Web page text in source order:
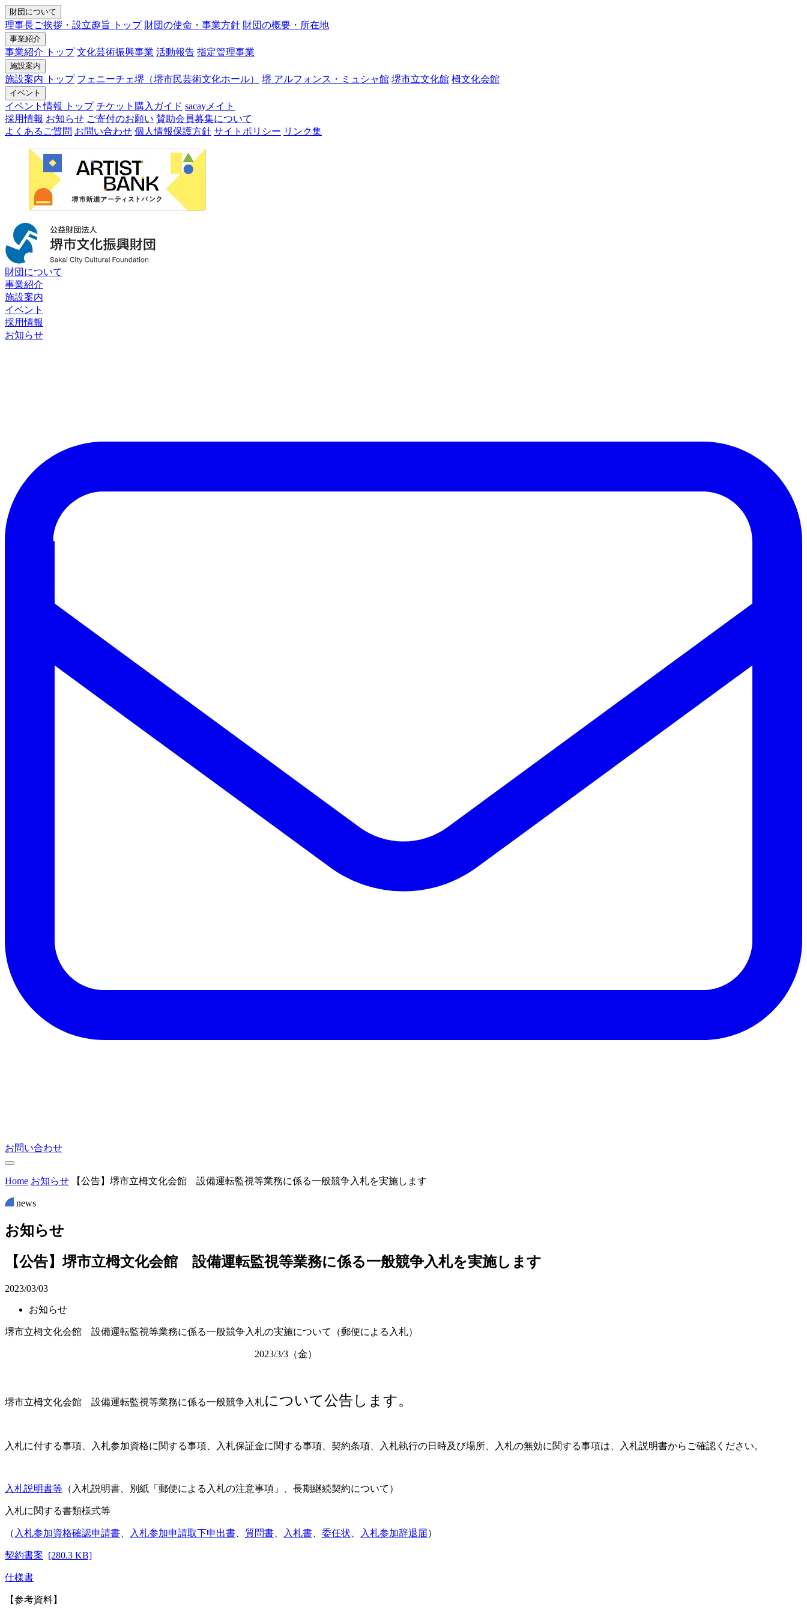
財団について
理事長ご挨拶・設立趣旨 トップ 財団の使命・事業方針 財団の概要・所在地
事業紹介
事業紹介 トップ 文化芸術振興事業 活動報告 指定管理事業
施設案内
施設案内 トップ フェニーチェ堺（堺市民芸術文化ホール） 堺 アルフォンス・ミュシャ館 堺市立文化館 栂文化会館
イベント
イベント情報 トップ チケット購入ガイド sacayメイト
採用情報 お知らせ ご寄付のお願い 賛助会員募集について
よくあるご質問 お問い合わせ 個人情報保護方針 サイトポリシー リンク集
財団について
事業紹介
施設案内
イベント
採用情報
お知らせ
お問い合わせ
Home お知らせ 【公告】堺市立栂文化会館 設備運転監視等業務に係る一般競争入札を実施します
news
お知らせ
【公告】堺市立栂文化会館 設備運転監視等業務に係る一般競争入札を実施します
2023/03/03
お知らせ
堺市立栂文化会館 設備運転監視等業務に係る一般競争入札の実施について（郵便による入札）
2023/3/3（金）
堺市立栂文化会館 設備運転監視等業務に係る一般競争入札について公告します。
入札に付する事項、入札参加資格に関する事項、入札保証金に関する事項、契約条項、入札執行の日時及び場所、入札の無効に関する事項は、入札説明書からご確認ください。
入札説明書等 （入札説明書、別紙「郵便による入札の注意事項」、長期継続契約について）
入札に関する書類様式等
（ 入札参加資格確認申請書 入札参加申請取下申出書 質問書 入札書 委任状 入札参加辞退届）
契約書案 [280.3 KB]
仕様書
【参考資料】